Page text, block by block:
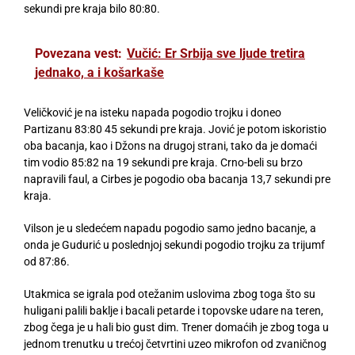
sekundi pre kraja bilo 80:80.
Povezana vest: Vučić: Er Srbija sve ljude tretira
jednako, a i košarkaše
Veličković je na isteku napada pogodio trojku i doneo
Partizanu 83:80 45 sekundi pre kraja. Jović je potom iskoristio
oba bacanja, kao i Džons na drugoj strani, tako da je domaći
tim vodio 85:82 na 19 sekundi pre kraja. Crno-beli su brzo
napravili faul, a Cirbes je pogodio oba bacanja 13,7 sekundi pre
kraja.
Vilson je u sledećem napadu pogodio samo jedno bacanje, a
onda je Gudurić u poslednjoj sekundi pogodio trojku za trijumf
od 87:86.
Utakmica se igrala pod otežanim uslovima zbog toga što su
huligani palili baklje i bacali petarde i topovske udare na teren,
zbog čega je u hali bio gust dim. Trener domaćih je zbog toga u
jednom trenutku u trećoj četvrtini uzeo mikrofon od zvaničnog